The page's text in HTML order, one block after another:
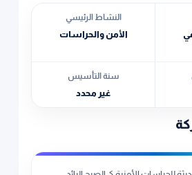
النشاط الرئيسي
الأمن والحراسات
سنة التأسيس
غير محدد